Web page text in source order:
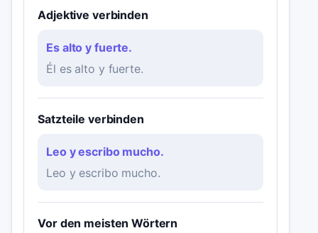
Adjektive verbinden
Es alto y fuerte.
Él es alto y fuerte.
Satzteile verbinden
Leo y escribo mucho.
Leo y escribo mucho.
Vor den meisten Wörtern